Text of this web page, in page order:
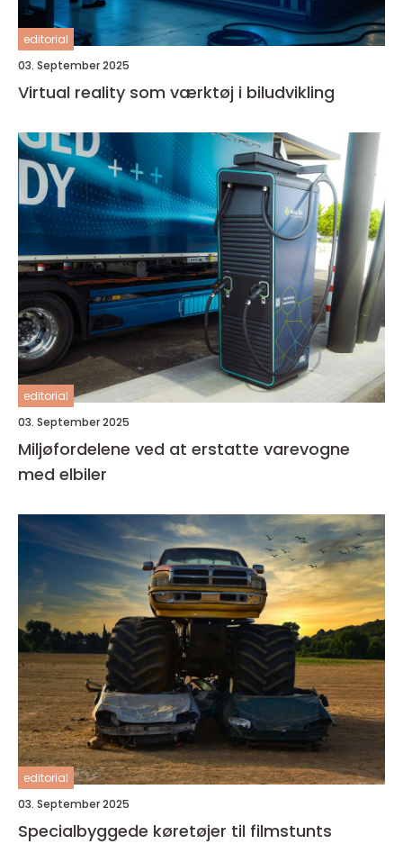
editorial
03. September 2025
Virtual reality som værktøj i biludvikling
editorial
03. September 2025
Miljøfordelene ved at erstatte varevogne
med elbiler
editorial
03. September 2025
Specialbyggede køretøjer til filmstunts